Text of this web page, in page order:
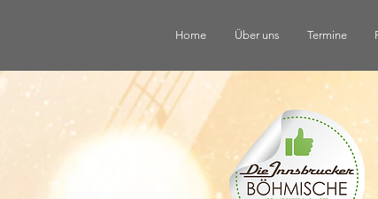
Home Über uns Termine